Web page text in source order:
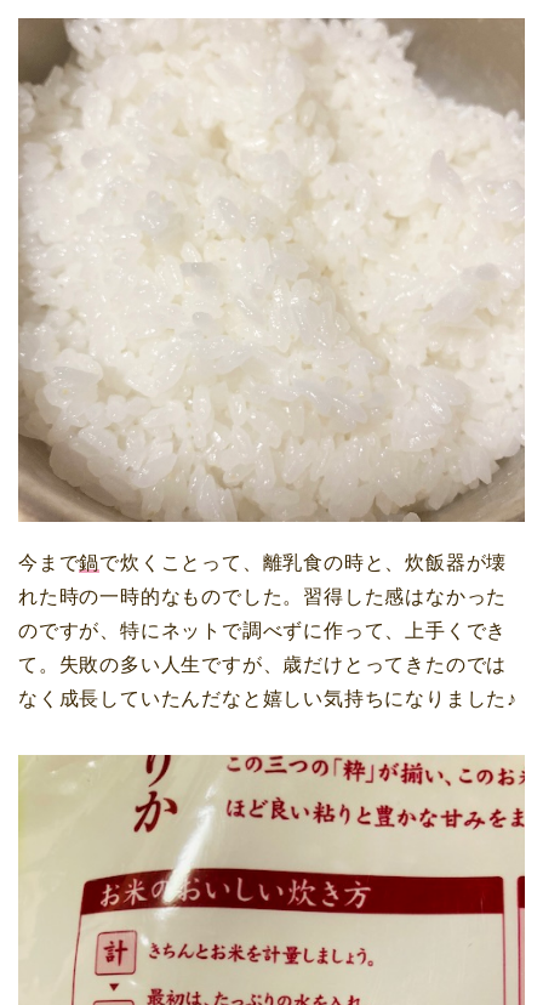
今まで鍋で炊くことって、離乳食の時と、炊飯器が壊
れた時の一時的なものでした。習得した感はなかった
のですが、特にネットで調べずに作って、上手くでき
て。失敗の多い人生ですが、歳だけとってきたのでは
なく成長していたんだなと 嬉しい気持ちになりました♪